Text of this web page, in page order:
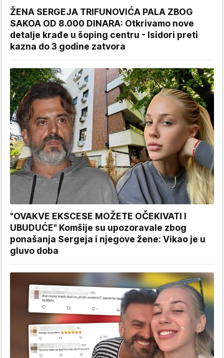
ŽENA SERGEJA TRIFUNOVIĆA PALA ZBOG
SAKOA OD 8.000 DINARA: Otkrivamo nove
detalje krađe u šoping centru - Isidori preti
kazna do 3 godine zatvora
"OVAKVE EKSCESE MOŽETE OČEKIVATI I
UBUDUĆE" Komšije su upozoravale zbog
ponašanja Sergeja i njegove žene: Vikao je u
gluvo doba